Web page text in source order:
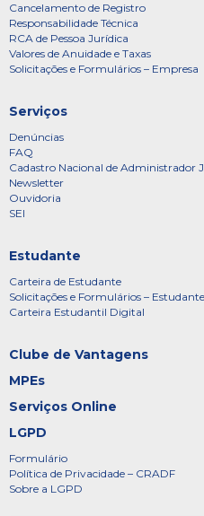
Cancelamento de Registro
Responsabilidade Técnica
RCA de Pessoa Jurídica
Valores de Anuidade e Taxas
Solicitações e Formulários – Empresa
Serviços
Denúncias
FAQ
Cadastro Nacional de Administrador
Newsletter
Ouvidoria
SEI
Estudante
Carteira de Estudante
Solicitações e Formulários – Estudante
Carteira Estudantil Digital
Clube de Vantagens
MPEs
Serviços Online
LGPD
Formulário
Política de Privacidade – CRADF
Sobre a LGPD